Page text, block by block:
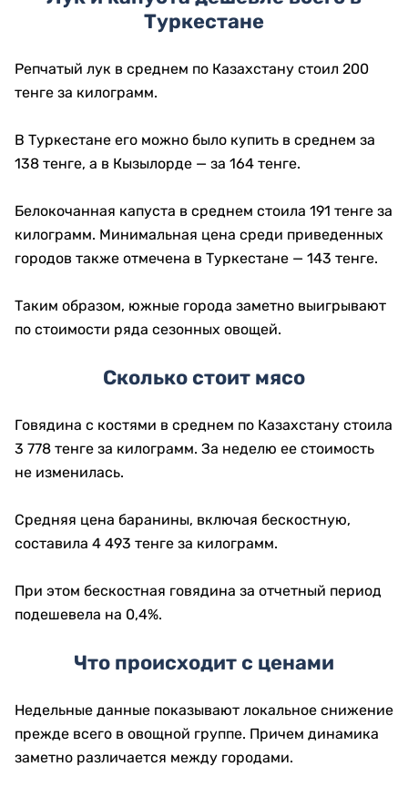
Туркестане
Репчатый лук в среднем по Казахстану стоил 200
тенге за килограмм.
В Туркестане его можно было купить в среднем за
138 тенге, а в Кызылорде — за 164 тенге.
Белокочанная капуста в среднем стоила 191 тенге за
килограмм. Минимальная цена среди приведенных
городов также отмечена в Туркестане — 143 тенге.
Таким образом, южные города заметно выигрывают
по стоимости ряда сезонных овощей.
Сколько стоит мясо
Говядина с костями в среднем по Казахстану стоила
3 778 тенге за килограмм. За неделю ее стоимость
не изменилась.
Средняя цена баранины, включая бескостную,
составила 4 493 тенге за килограмм.
При этом бескостная говядина за отчетный период
подешевела на 0,4%.
Что происходит с ценами
Недельные данные показывают локальное снижение
прежде всего в овощной группе. Причем динамика
заметно различается между городами.